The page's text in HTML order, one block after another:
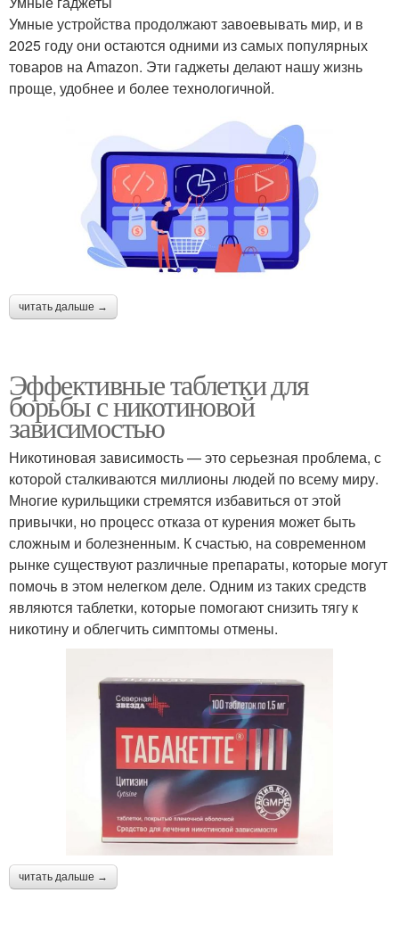
Умные устройства продолжают завоевывать мир, и в
2025 году они остаются одними из самых популярных
товаров на Amazon. Эти гаджеты делают нашу жизнь
проще, удобнее и более технологичной.
читать дальше →
Эффективные таблетки для
борьбы с никотиновой
зависимостью
Никотиновая зависимость — это серьезная проблема, с
которой сталкиваются миллионы людей по всему миру.
Многие курильщики стремятся избавиться от этой
привычки, но процесс отказа от курения может быть
сложным и болезненным. К счастью, на современном
рынке существуют различные препараты, которые могут
помочь в этом нелегком деле. Одним из таких средств
являются таблетки, которые помогают снизить тягу к
никотину и облегчить симптомы отмены.
читать дальше →